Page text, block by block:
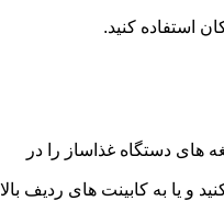
استفاده کنید.
های دستگاه غذاساز را در
و یا به کابینت های ردیف بالا